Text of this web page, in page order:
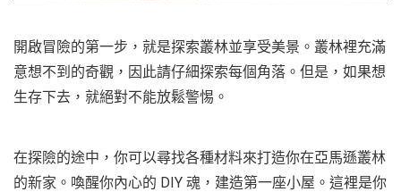
開啟冒險的第一步，就是探索叢林並享受美景。叢林裡充滿
意想不到的奇觀，因此請仔細探索每個角落。但是，如果想
生存下去，就絕對不能放鬆警惕。
在探險的途中，你可以尋找各種材料來打造你在亞馬遜叢林
的新家。喚醒你內心的 DIY 魂，建造第一座小屋。這裡是你